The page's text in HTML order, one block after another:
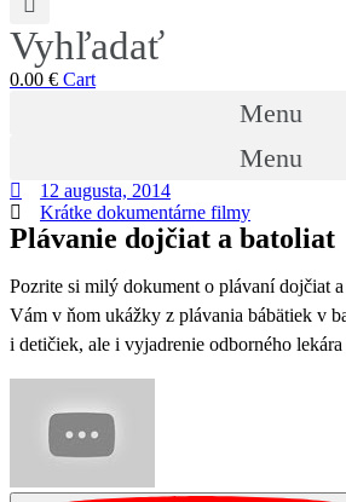
Vyhľadať
0.00 € Cart
Menu
Menu
12 augusta, 2014
Krátke dokumentárne filmy
Plávanie dojčiat a batoliat
Pozrite si milý dokument o plávaní dojčiat
Vám v ňom ukážky z plávania bábätiek v
i detičiek, ale i vyjadrenie odborného lekára